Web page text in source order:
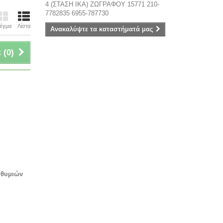
Λίστα
(0)
4 (ΣΤΑΣΗ ΙΚΑ) ΖΩΓΡΑΦΟΥ 15771 210-
7782835 6955-787730
Ανακαλύψτε τα καταστήματά μας